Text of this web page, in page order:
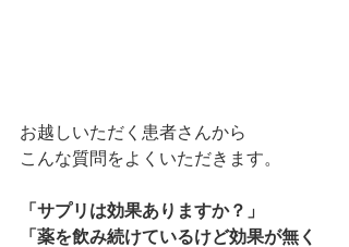
お越しいただく患者さんから
こんな質問をよくいただきます。
「サプリは効果ありますか？」
「薬を飲み続けているけど効果が無く